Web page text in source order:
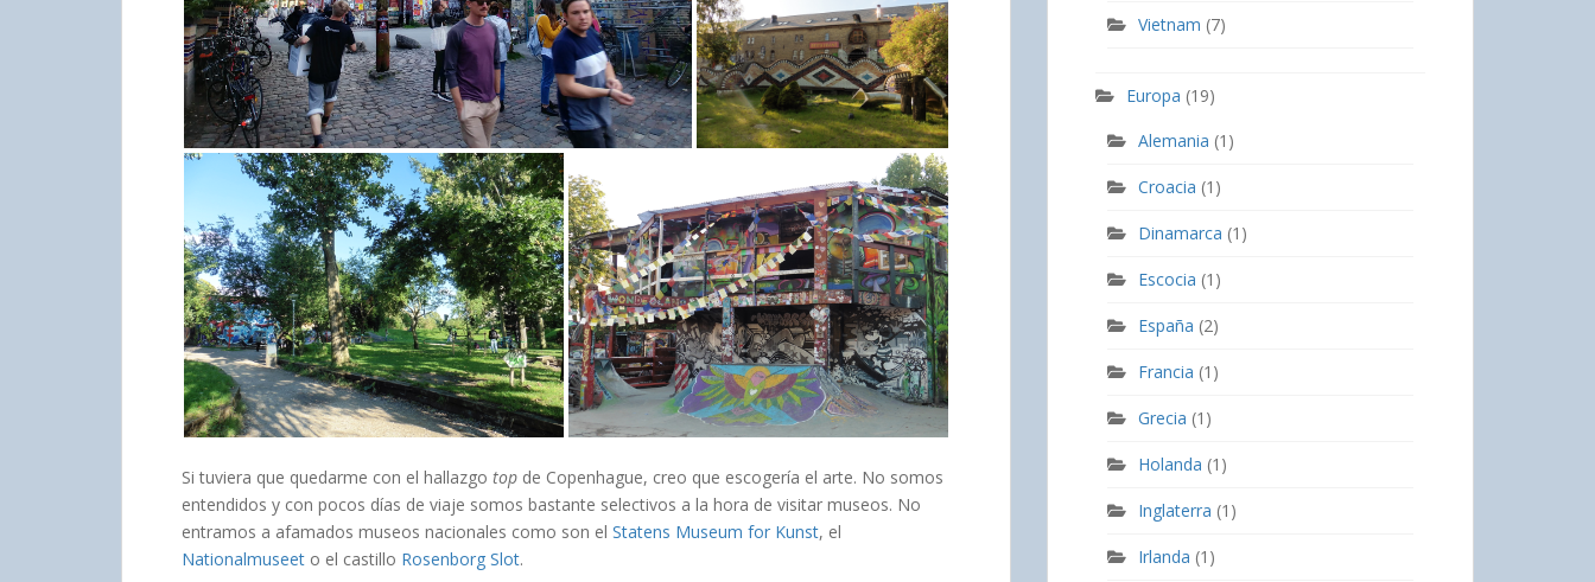
Si tuviera que quedarme con el hallazgo top de Copenhague, creo que escogería el arte. No somos
entendidos y con pocos días de viaje somos bastante selectivos a la hora de visitar museos. No
entramos a afamados museos nacionales como son el Statens Museum for Kunst, el
Nationalmuseet o el castillo Rosenborg Slot.
Vietnam (7)
Europa (19)
Alemania (1)
Croacia (1)
Dinamarca (1)
Escocia (1)
España (2)
Francia (1)
Grecia (1)
Holanda (1)
Inglaterra (1)
Irlanda (1)